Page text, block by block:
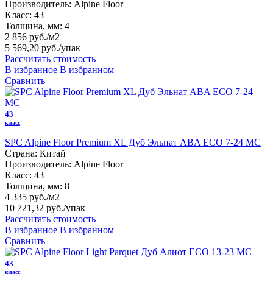
Производитель: Alpine Floor
Класс: 43
Толщина, мм: 4
2 856 руб./м2
5 569,20 руб./упак
Рассчитать стоимость
В избранное В избранном
Сравнить
43
класс
SPC Alpine Floor Premium XL Дуб Эльнат ABA ECO 7-24 MC
Страна: Китай
Производитель: Alpine Floor
Класс: 43
Толщина, мм: 8
4 335 руб./м2
10 721,32 руб./упак
Рассчитать стоимость
В избранное В избранном
Сравнить
43
класс